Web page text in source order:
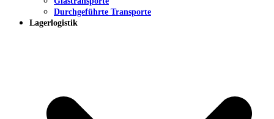
Durchgeführte Transporte
Lagerlogistik